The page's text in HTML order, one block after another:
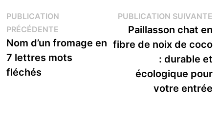
Navigation
de
l’article
PUBLICATION
PRÉCÉDENTEPublication
précédente :
Nom d’un fromage en
7 lettres mots
fléchés
PUBLICATION SUIVANTE
Paillasson chat en
fibre de noix de coco
: durable et
écologique pour
votre entrée